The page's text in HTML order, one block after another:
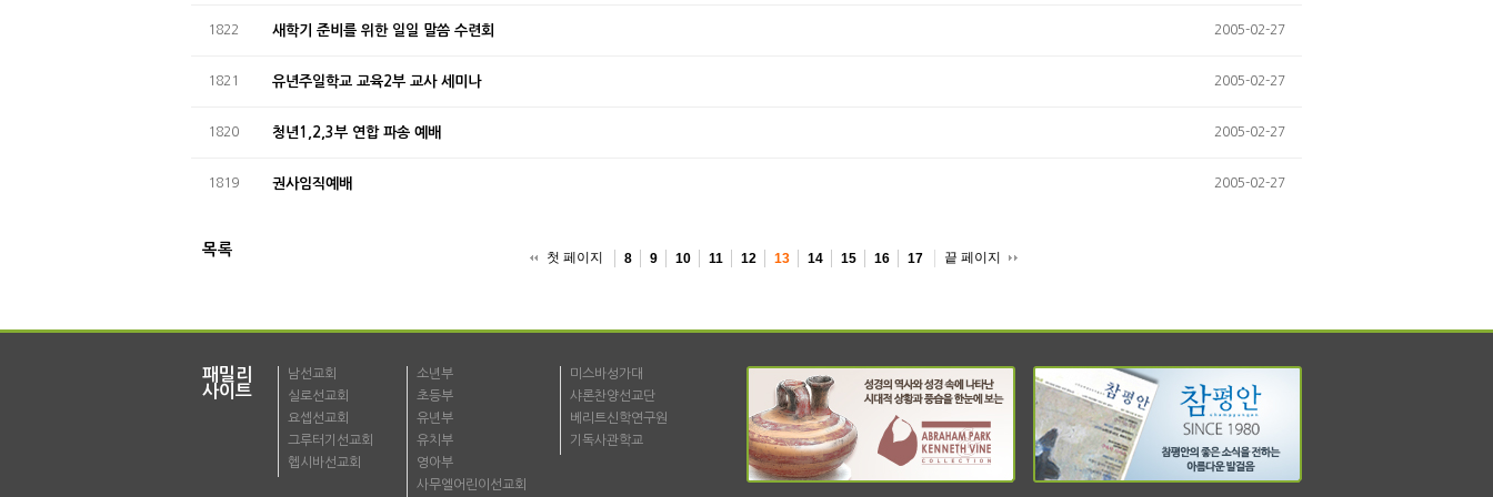
1822 새학기 준비를 위한 일일 말씀 수련회 2005-02-27
1821 유년주일학교 교육2부 교사 세미나 2005-02-27
1820 청년1,2,3부 연합 파송 예배 2005-02-27
1819 권사임직예배 2005-02-27
목록 첫 페이지 8 9 10 11 12 13 14 15 16 17 끝 페이지
패밀리
사이트
남선교회
실로선교회
요셉선교회
그루터기선교회
헵시바선교회
소년부
초등부
유년부
유치부
영아부
사무엘어린이선교회
미스바성가대
샤론찬양선교단
베리트신학연구원
기독사관학교